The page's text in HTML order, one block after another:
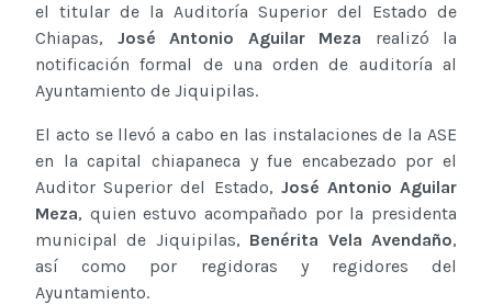
el titular de la Auditoría Superior del Estado de
Chiapas, José Antonio Aguilar Meza realizó la
notificación formal de una orden de auditoría al
Ayuntamiento de Jiquipilas.
El acto se llevó a cabo en las instalaciones de la ASE
en la capital chiapaneca y fue encabezado por el
Auditor Superior del Estado, José Antonio Aguilar
Meza, quien estuvo acompañado por la presidenta
municipal de Jiquipilas, Benérita Vela Avendaño,
así como por regidoras y regidores del
Ayuntamiento.